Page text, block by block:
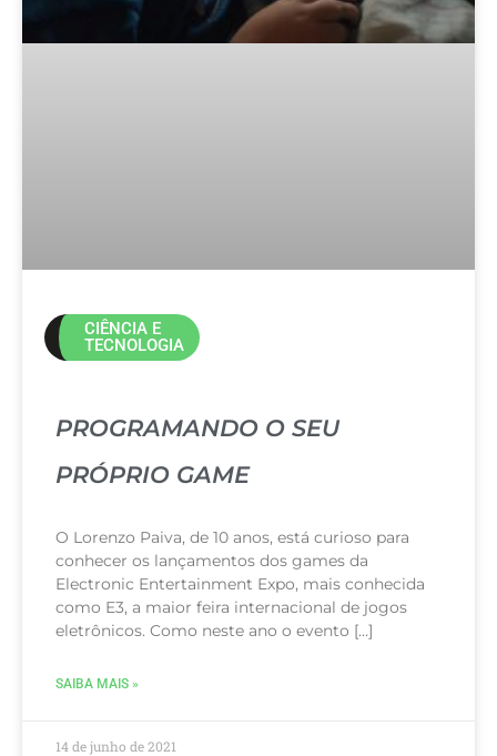
CIÊNCIA E
TECNOLOGIA
PROGRAMANDO O SEU
PRÓPRIO GAME
O Lorenzo Paiva, de 10 anos, está curioso para
conhecer os lançamentos dos games da
Electronic Entertainment Expo, mais conhecida
como E3, a maior feira internacional de jogos
eletrônicos. Como neste ano o evento […]
SAIBA MAIS »
14 de junho de 2021